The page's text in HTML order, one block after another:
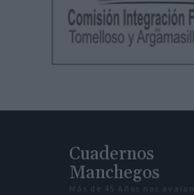
Cuadernos
Manchegos
Más de 45 Años nos avalan